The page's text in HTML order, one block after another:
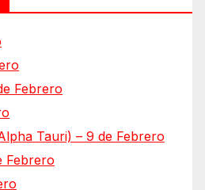
Febrero
Tauri) – 9 de Febrero
Febrero